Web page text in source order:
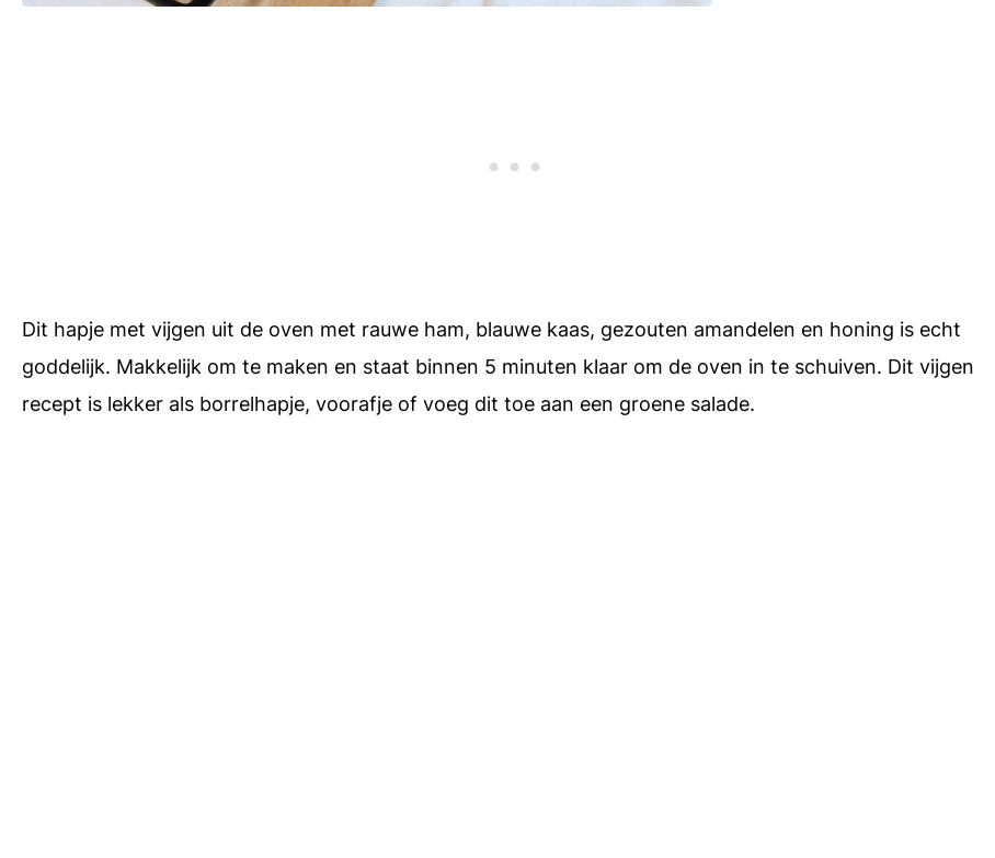
Dit hapje met vijgen uit de oven met rauwe ham, blauwe kaas, gezouten amandelen en honing is echt
goddelijk. Makkelijk om te maken en staat binnen 5 minuten klaar om de oven in te schuiven. Dit vijgen
recept is lekker als borrelhapje, voorafje of voeg dit toe aan een groene salade.